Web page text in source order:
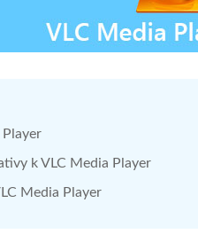
Player
k VLC Media Player
Media Player